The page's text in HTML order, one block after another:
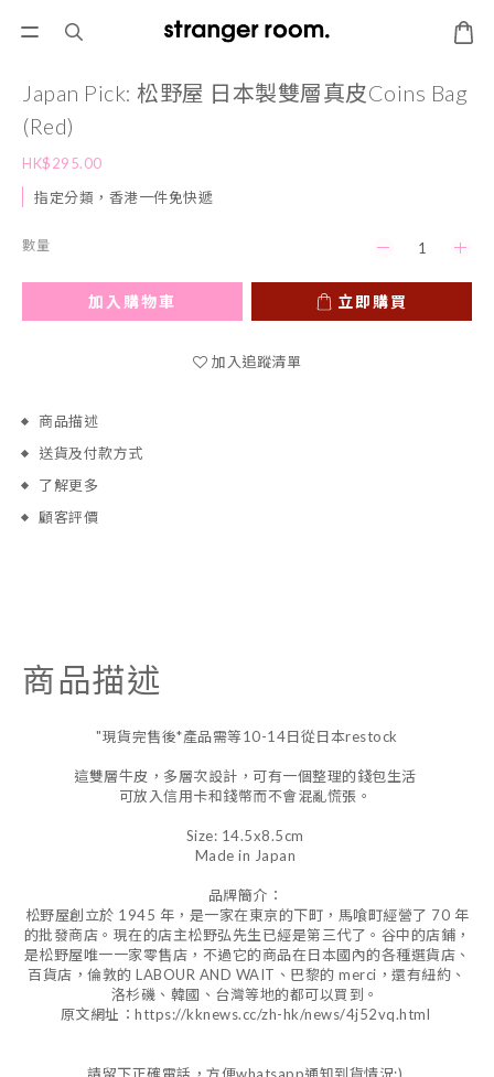
Japan Pick: 松野屋 日本製雙層真皮Coins Bag
(Red)
HK$295.00
指定分類，香港一件免快遞
數量
加入購物車 立即購買
加入追蹤清單
商品描述
送貨及付款方式
了解更多
顧客評價
商品描述
"現貨完售後*產品需等10-14日從日本restock
這雙層牛皮，多層次設計，可有一個整理的錢包生活
可放入信用卡和錢幣而不會混亂慌張。
Size: 14.5x8.5cm
Made in Japan
品牌簡介：
松野屋創立於 1945 年，是一家在東京的下町，馬喰町經營了 70 年
的批發商店。現在的店主松野弘先生已經是第三代了。谷中的店鋪，
是松野屋唯一一家零售店，不過它的商品在日本國內的各種選貨店、
百貨店，倫敦的 LABOUR AND WAIT、巴黎的 merci，還有紐約、
洛杉磯、韓國、台灣等地的都可以買到。
原文網址：https://kknews.cc/zh-hk/news/4j52vq.html